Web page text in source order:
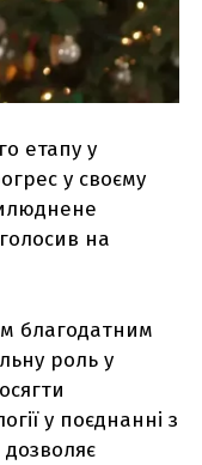
етапу у
у своєму
на
благодатним
роль у
у поєднанні з